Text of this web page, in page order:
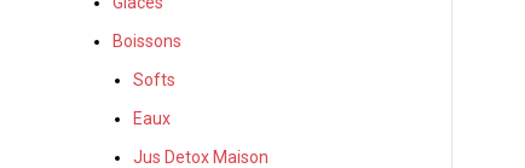
Boissons
Softs
Eaux
Jus Detox Maison